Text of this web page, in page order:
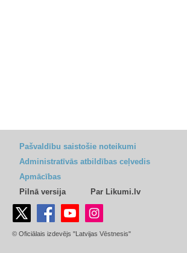
Pašvaldību saistošie noteikumi
Administratīvās atbildības ceļvedis
Apmācības
Pilnā versija
Par Likumi.lv
© Oficiālais izdevējs "Latvijas Vēstnesis"